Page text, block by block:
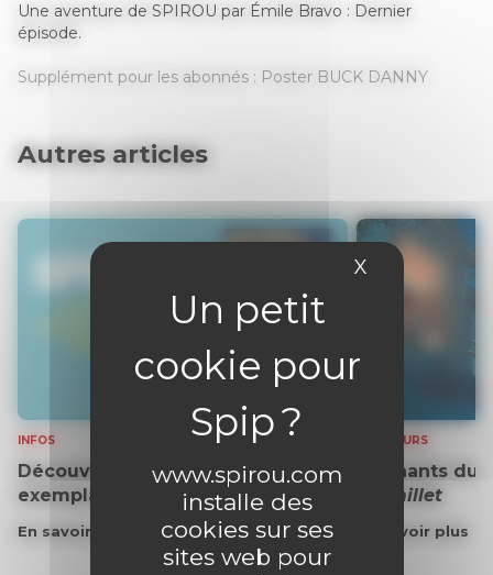
www.spirou.com
installe des
cookies sur ses
sites web pour
X Masquer le
Une aventure de SPIROU par Émile Bravo : Dernier
épisode.
Supplément pour les abonnés : Poster BUCK DANNY
Autres articles
INFOS
Découvrez gratuitement un
exemplaire du journal !
En savoir plus
CONCOURS
Gagnants du
Grémillet
En savoir plus